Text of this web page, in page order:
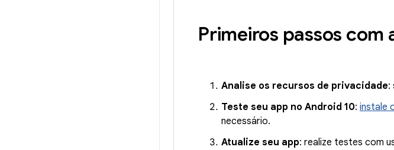
Primeiros passos
Analise os recursos de privacidade:
Teste seu app no Android 10: instale
necessário.
Atualize seu app: realize testes com